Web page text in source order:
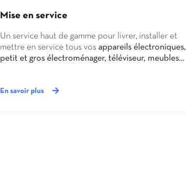
Mise en service
Un service haut de gamme pour livrer, installer et
mettre en service tous vos appareils électroniques,
petit et gros électroménager, téléviseur, meubles…
En savoir plus